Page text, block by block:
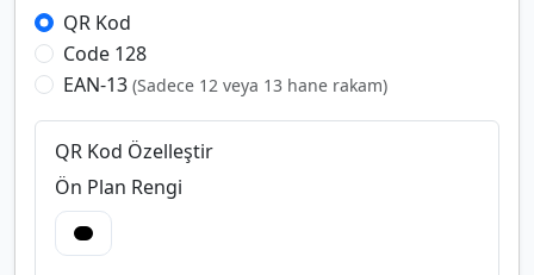
QR Kod
Code 128
EAN-13 (Sadece 12 veya 13 hane rakam)
QR Kod Özelleştir
Ön Plan Rengi